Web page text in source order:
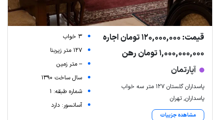
قیمت: 120,000,000 تومان اجاره
1,000,000,000 تومان رهن
آپارتمان
پاسداران گلستان ۱۲۷ متر سه خواب
پاسداران, تهران
مشاهده جزییات
3 خواب
127 متر زیربنا
-- متر زمین
سال ساخت 1390
شماره طبقه: 1
آسانسور: دارد